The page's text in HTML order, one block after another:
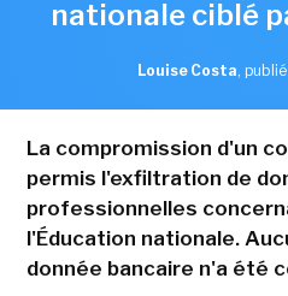
nationale ciblé
Louise Costa,
La compromission d'un
permis l'exfiltration de
professionnelles
l'Éducation nationale.
donnée bancaire n'a été